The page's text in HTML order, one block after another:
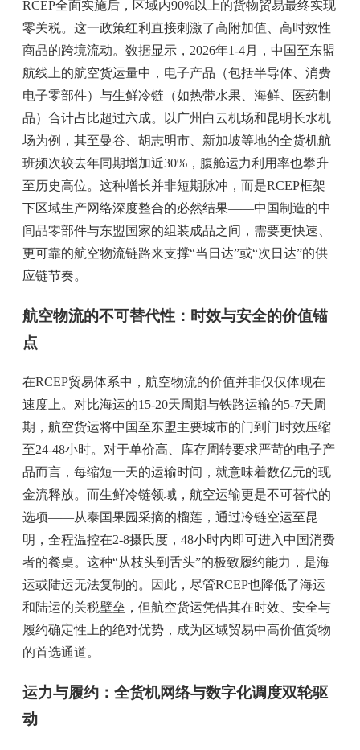
RCEP全面实施后，区域内90%以上的货物贸易最终实现
零关税。这一政策红利直接刺激了高附加值、高时效性
商品的跨境流动。数据显示，2026年1-4月，中国至东盟
航线上的航空货运量中，电子产品（包括半导体、消费
电子零部件）与生鲜冷链（如热带水果、海鲜、医药制
品）合计占比超过六成。以广州白云机场和昆明长水机
场为例，其至曼谷、胡志明市、新加坡等地的全货机航
班频次较去年同期增加近30%，腹舱运力利用率也攀升
至历史高位。这种增长并非短期脉冲，而是RCEP框架
下区域生产网络深度整合的必然结果——中国制造的中
间品零部件与东盟国家的组装成品之间，需要更快速、
更可靠的航空物流链路来支撑“当日达”或“次日达”的供
应链节奏。
航空物流的不可替代性：时效与安全的价值锚
点
在RCEP贸易体系中，航空物流的价值并非仅仅体现在
速度上。对比海运的15-20天周期与铁路运输的5-7天周
期，航空货运将中国至东盟主要城市的门到门时效压缩
至24-48小时。对于单价高、库存周转要求严苛的电子产
品而言，每缩短一天的运输时间，就意味着数亿元的现
金流释放。而生鲜冷链领域，航空运输更是不可替代的
选项——从泰国果园采摘的榴莲，通过冷链空运至昆
明，全程温控在2-8摄氏度，48小时内即可进入中国消费
者的餐桌。这种“从枝头到舌头”的极致履约能力，是海
运或陆运无法复制的。因此，尽管RCEP也降低了海运
和陆运的关税壁垒，但航空货运凭借其在时效、安全与
履约确定性上的绝对优势，成为区域贸易中高价值货物
的首选通道。
运力与履约：全货机网络与数字化调度双轮驱
动